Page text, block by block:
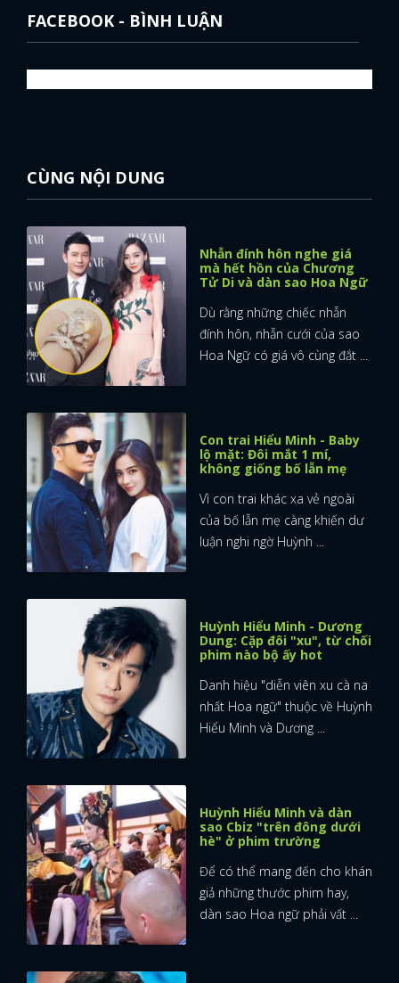
FACEBOOK - BÌNH LUẬN
CÙNG NỘI DUNG
Nhẫn đính hôn nghe giá
mà hết hồn của Chương
Tử Di và dàn sao Hoa Ngữ
Dù rằng những chiếc nhẫn
đính hôn, nhẫn cưới của sao
Hoa Ngữ có giá vô cùng đắt ...
Con trai Hiểu Minh - Baby
lộ mặt: Đôi mắt 1 mí,
không giống bố lẫn mẹ
Vì con trai khác xa vẻ ngoài
của bố lẫn mẹ càng khiến dư
luận nghi ngờ Huỳnh ...
Huỳnh Hiểu Minh - Dương
Dung: Cặp đôi "xu", từ chối
phim nào bộ ấy hot
Danh hiệu "diễn viên xu cà na
nhất Hoa ngữ" thuộc về Huỳnh
Hiểu Minh và Dương ...
Huỳnh Hiểu Minh và dàn
sao Cbiz "trên đông dưới
hè" ở phim trường
Để có thể mang đến cho khán
giả những thước phim hay,
dàn sao Hoa ngữ phải vất ...